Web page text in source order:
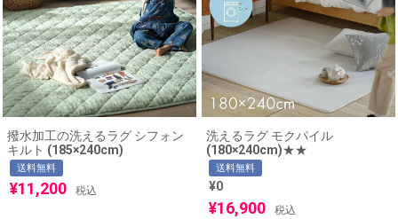
撥水加工の洗えるラグ シフォン
キルト (185×240cm)
送料無料
¥11,200 税込
洗えるラグ モクパイル
(180×240cm)★★
送料無料
¥0
¥16,900 税込